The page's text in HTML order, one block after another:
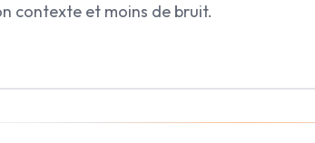
contexte et moins de bruit.